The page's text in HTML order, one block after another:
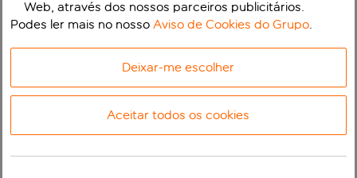
Web, através dos nossos parceiros publicitários.
Podes ler mais no nossoAviso de Cookies do Grupo.
Deixar-me escolher
Aceitar todos os cookies